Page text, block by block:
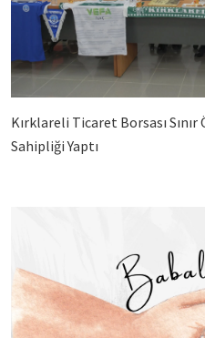
Kırklareli Ticaret Borsası
Sahipliği Yaptı